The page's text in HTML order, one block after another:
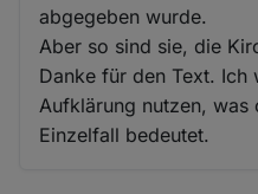
abgegeben wurde.
Aber so sind sie, die
Danke für den Text. Ich
Aufklärung nutzen, was
Einzelfall bedeutet.